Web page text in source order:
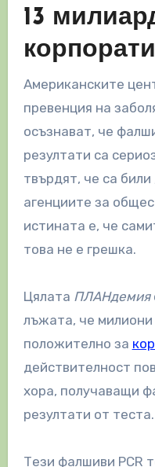
13
Американските
превенция на
осъзнават, че
резултати са
твърдят, че са
агенциите за
истината е, че
това не е грешка.
Цялата ПЛАНдемия
лъжата, че милиони
положително за
действителност
хора, получаващи
резултати от теста.
Тези фалшиви PCR